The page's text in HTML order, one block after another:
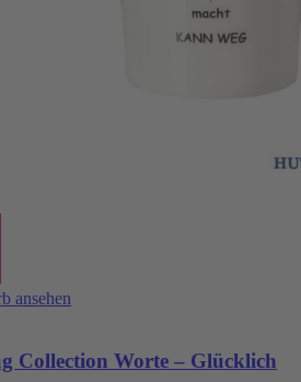
ansehen
Collection Worte – Glücklich